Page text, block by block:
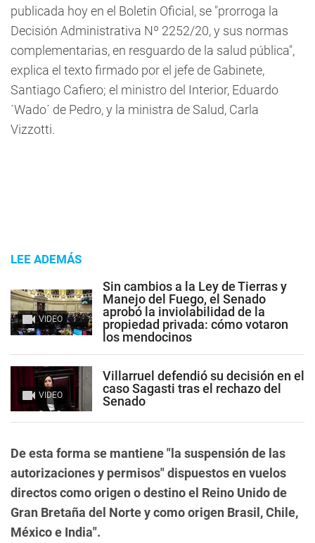
publicada hoy en el Boletin Oficial, se "prorroga la
Decisión Administrativa Nº 2252/20, y sus normas
complementarias, en resguardo de la salud pública",
explica el texto firmado por el jefe de Gabinete,
Santiago Cafiero; el ministro del Interior, Eduardo
´Wado´ de Pedro, y la ministra de Salud, Carla
Vizzotti.
LEE ADEMÁS
VIDEO
Sin cambios a la Ley de Tierras y
Manejo del Fuego, el Senado
aprobó la inviolabilidad de la
propiedad privada: cómo votaron
los mendocinos
VIDEO
Villarruel defendió su decisión en el
caso Sagasti tras el rechazo del
Senado
De esta forma se mantiene "la suspensión de las
autorizaciones y permisos" dispuestos en vuelos
directos como origen o destino el Reino Unido de
Gran Bretaña del Norte y como origen Brasil, Chile,
México e India".